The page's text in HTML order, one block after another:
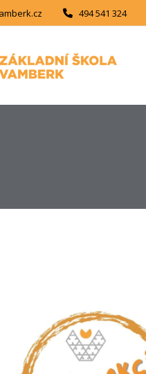
494 541 324